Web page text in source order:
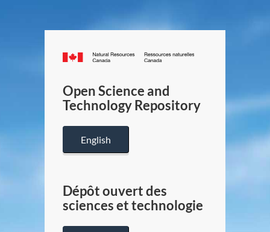
Canada.ca
/
Canada
Open Science and
Technology Repository
English
Dépôt ouvert des
sciences et technologie